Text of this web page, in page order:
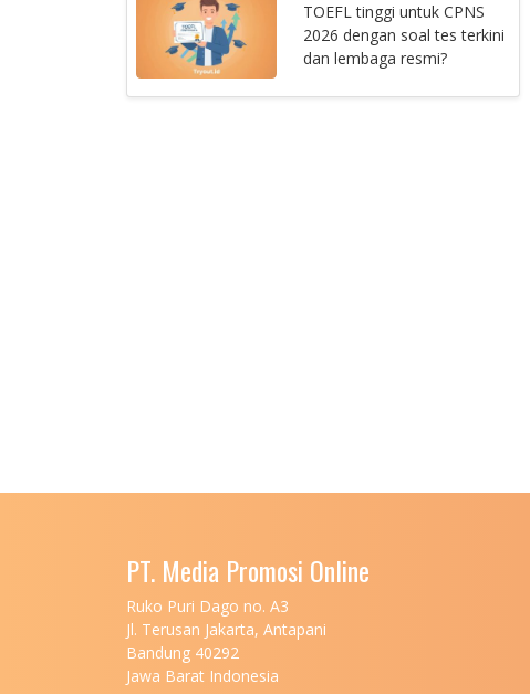
TOEFL tinggi untuk CPNS
2026 dengan soal tes terkini
dan lembaga resmi?
PT. Media Promosi Online
Ruko Puri Dago no. A3
Jl. Terusan Jakarta, Antapani
Bandung 40292
Jawa Barat Indonesia